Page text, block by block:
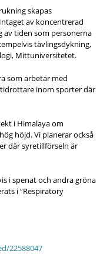
skapas
av koncentrerad
av tiden som personerna
tävlingsdykning,
Mittuniversitetet.
som arbetar med
inom sporter där
i Himalaya om
höjd. Vi planerar också
där syretillförseln är
i spenat och andra gröna
i ”Respiratory
22588047